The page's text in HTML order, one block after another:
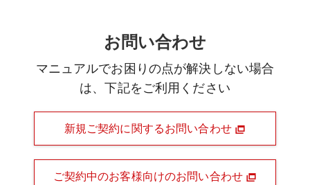
お問い合わせ
マニュアルでお困りの点が解決しない場合
は、下記をご利用ください
新規ご契約に関するお問い合わせ
ご契約中のお客様向けのお問い合わせ